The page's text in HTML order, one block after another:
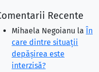
Recente
Mihaela Negoianu la În
care dintre situaţii
depăşirea este
interzisă?